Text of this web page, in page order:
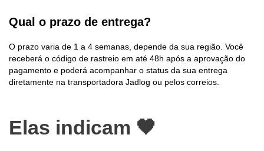
Qual o prazo de entrega?
O prazo varia de 1 a 4 semanas, depende da sua região. Você
receberá o código de rastreio em até 48h após a aprovação do
pagamento e poderá acompanhar o status da sua entrega
diretamente na transportadora Jadlog ou pelos correios.
Elas indicam 🖤